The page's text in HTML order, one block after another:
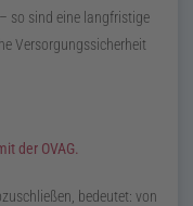
– so sind eine langfristige
Versorgungssicherheit
der OVAG.
bedeutet: von